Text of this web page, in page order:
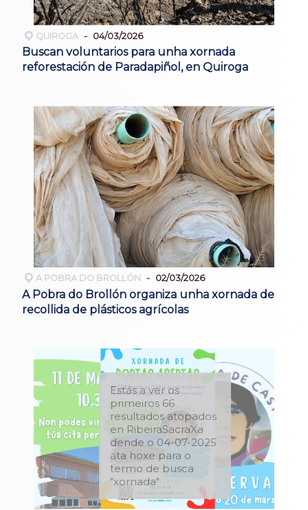
QUIROGA 04/03/2026
Buscan voluntarios para unha xornada
reforestación de Paradapiñol, en Quiroga
A POBRA DO BROLLÓN 02/03/2026
A Pobra do Brollón organiza unha xornada de
recollida de plásticos agrícolas
Estás a ver os
primeiros 66
resultados atopados
en RibeiraSacraXa
dende o 04-07-2025
ata hoxe para o
termo de busca
"xornada"